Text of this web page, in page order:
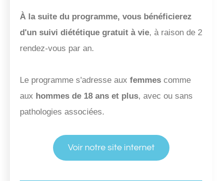
À la suite du programme, vous bénéficierez
d'un suivi diététique gratuit à vie, à raison de 2
rendez-vous par an.
Le programme s'adresse aux femmes comme
aux hommes de 18 ans et plus, avec ou sans
pathologies associées.
Voir notre site internet